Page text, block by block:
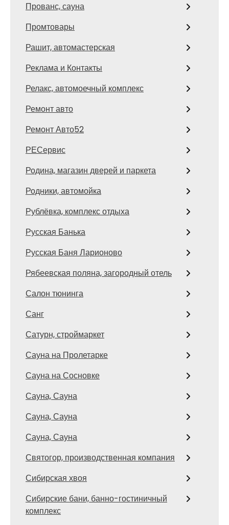
Прованс, сауна
Промтовары
Рашит, автомастерская
Реклама и Контакты
Релакс, автомоечный комплекс
Ремонт авто
Ремонт Авто52
РЕСервис
Родина, магазин дверей и паркета
Родники, автомойка
Рублёвка, комплекс отдыха
Русская Банька
Русская Баня Ларионово
Рябеевская поляна, загородный отель
Салон тюнинга
Санг
Сатурн, строймаркет
Сауна на Пролетарке
Сауна на Сосновке
Сауна, Сауна
Сауна, Сауна
Сауна, Сауна
Святогор, производственная компания
Сибирская хвоя
Сибирские бани, банно-гостиничный
комплекс